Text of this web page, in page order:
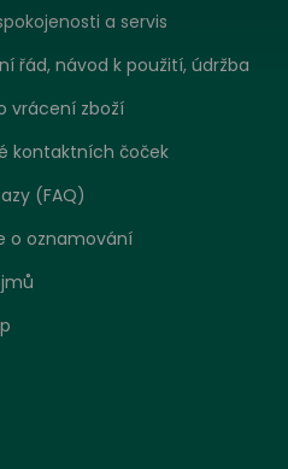
a servis
řád, návod k použití, údržba
vrácení zboží
kontaktních čoček
(FAQ)
o oznamování